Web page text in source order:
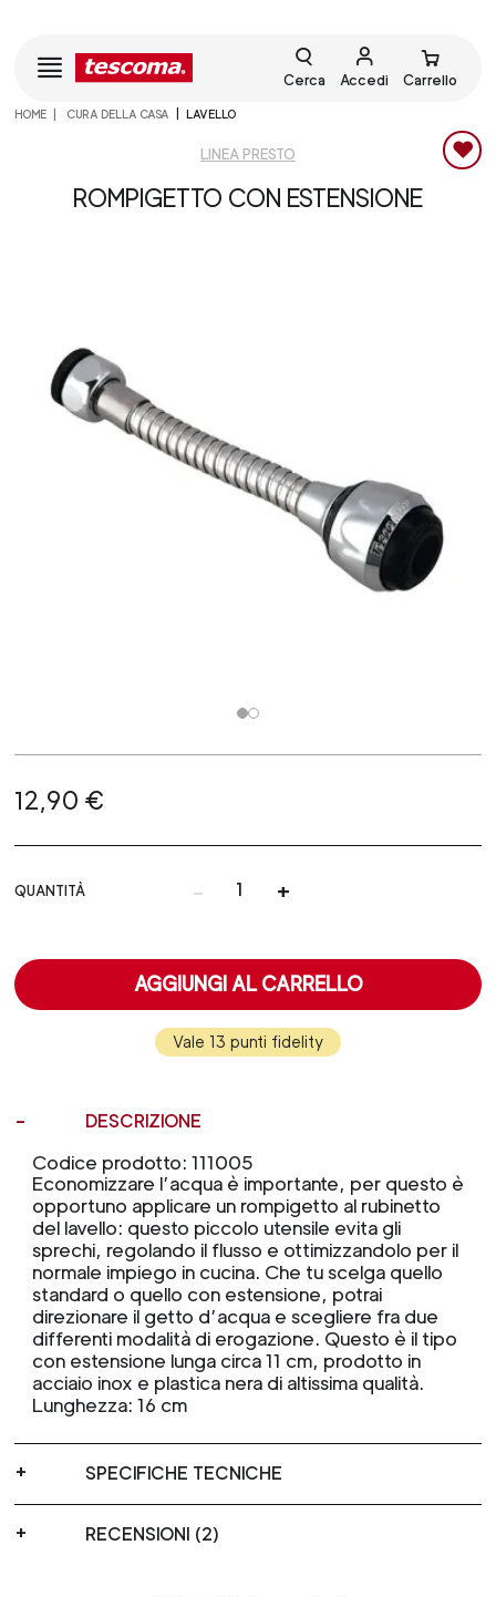
Cerca Accedi Carrello
HOME CURA DELLA CASA LAVELLO
LINEA PRESTO
ROMPIGETTO CON ESTENSIONE
12,90 €
QUANTITÀ - +
AGGIUNGI AL CARRELLO
Vale 13 punti fidelity
DESCRIZIONE
Codice prodotto: 111005
Economizzare l’acqua è importante, per questo è
opportuno applicare un rompigetto al rubinetto
del lavello: questo piccolo utensile evita gli
sprechi, regolando il flusso e ottimizzandolo per il
normale impiego in cucina. Che tu scelga quello
standard o quello con estensione, potrai
direzionare il getto d’acqua e scegliere fra due
differenti modalità di erogazione. Questo è il tipo
con estensione lunga circa 11 cm, prodotto in
acciaio inox e plastica nera di altissima qualità.
Lunghezza: 16 cm
SPECIFICHE TECNICHE
RECENSIONI (2)